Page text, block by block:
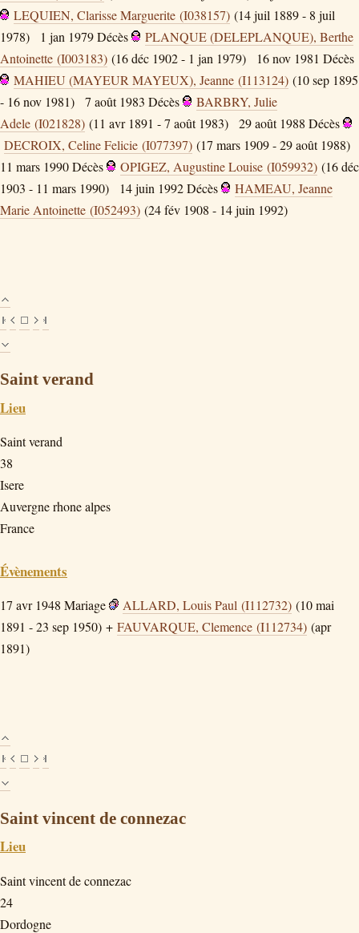
LEQUIEN, Clarisse Marguerite (I038157) (14 juil 1889 - 8 juil
1978)
1 jan 1979Décès
PLANQUE (DELEPLANQUE), Berthe
Antoinette (I003183) (16 déc 1902 - 1 jan 1979) 16 nov 1981 Décès
MAHIEU (MAYEUR MAYEUX), Jeanne (I113124) (10 sep 1895
- 16 nov 1981)
7 août 1983 Décès
BARBRY, Julie
Adele (I021828) (11 avr 1891 - 7 août 1983) 29 août 1988 Décès
DECROIX, Celine Felicie (I077397) (17 mars 1909 - 29 août 1988)
11 mars 1990Décès OPIGEZ, Augustine Louise (I059932) (16 déc
1903 - 11 mars 1990)
14 juin 1992Décès
HAMEAU, Jeanne
Marie Antoinette (I052493) (24 fév 1908 - 14 juin 1992)
Saint verand
Lieu
Saint verand
38
Isere
Auvergne rhone alpes
France
Évènements
17 avr 1948 Mariage ALLARD, Louis Paul (I112732) (10 mai
1891 - 23 sep 1950) + FAUVARQUE, Clemence (I112734) (apr
1891)
Saint vincent de connezac
Lieu
Saint vincent de connezac
24
Dordogne